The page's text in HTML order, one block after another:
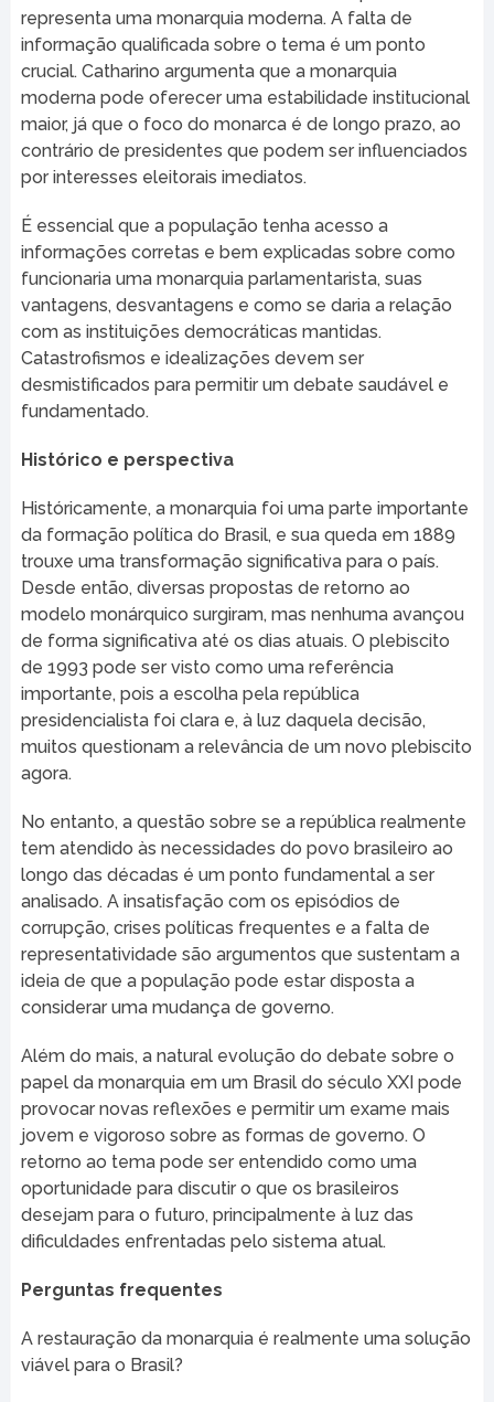
representa uma monarquia moderna. A falta de
informação qualificada sobre o tema é um ponto
crucial. Catharino argumenta que a monarquia
moderna pode oferecer uma estabilidade institucional
maior, já que o foco do monarca é de longo prazo, ao
contrário de presidentes que podem ser influenciados
por interesses eleitorais imediatos.
É essencial que a população tenha acesso a
informações corretas e bem explicadas sobre como
funcionaria uma monarquia parlamentarista, suas
vantagens, desvantagens e como se daria a relação
com as instituições democráticas mantidas.
Catastrofismos e idealizações devem ser
desmistificados para permitir um debate saudável e
fundamentado.
Histórico e perspectiva
Históricamente, a monarquia foi uma parte importante
da formação política do Brasil, e sua queda em 1889
trouxe uma transformação significativa para o país.
Desde então, diversas propostas de retorno ao
modelo monárquico surgiram, mas nenhuma avançou
de forma significativa até os dias atuais. O plebiscito
de 1993 pode ser visto como uma referência
importante, pois a escolha pela república
presidencialista foi clara e, à luz daquela decisão,
muitos questionam a relevância de um novo plebiscito
agora.
No entanto, a questão sobre se a república realmente
tem atendido às necessidades do povo brasileiro ao
longo das décadas é um ponto fundamental a ser
analisado. A insatisfação com os episódios de
corrupção, crises políticas frequentes e a falta de
representatividade são argumentos que sustentam a
ideia de que a população pode estar disposta a
considerar uma mudança de governo.
Além do mais, a natural evolução do debate sobre o
papel da monarquia em um Brasil do século XXI pode
provocar novas reflexões e permitir um exame mais
jovem e vigoroso sobre as formas de governo. O
retorno ao tema pode ser entendido como uma
oportunidade para discutir o que os brasileiros
desejam para o futuro, principalmente à luz das
dificuldades enfrentadas pelo sistema atual.
Perguntas frequentes
A restauração da monarquia é realmente uma solução
viável para o Brasil?